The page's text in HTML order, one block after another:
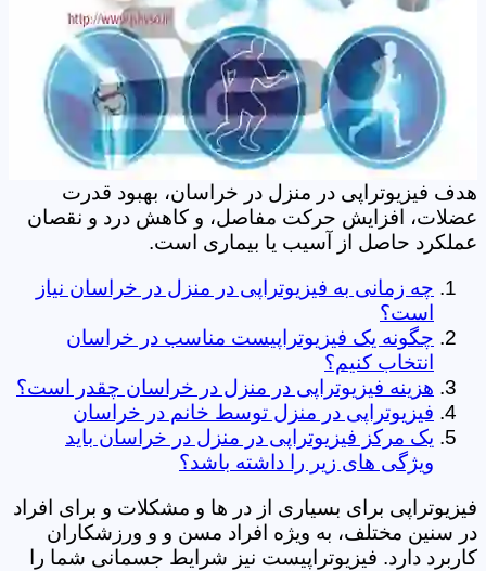
هدف فیزیوتراپی در منزل در خراسان، بهبود قدرت
عضلات، افزایش حرکت مفاصل، و کاهش درد و نقصان
عملکرد حاصل از آسیب یا بیماری است.
چه زمانی به فیزیوتراپی در منزل در خراسان نیاز
است؟
چگونه یک فیزیوتراپیست مناسب در خراسان
انتخاب کنیم؟
هزینه فیزیوتراپی در منزل در خراسان چقدر است؟
فیزیوتراپی در منزل توسط خانم در خراسان
یک مرکز فیزیوتراپی در منزل در خراسان باید
ویژگی های زیر را داشته باشد؟
فیزیوتراپی برای بسیاری از در ها و مشکلات و برای افراد
در سنین مختلف، به ویژه افراد مسن و و ورزشکاران
کاربرد دارد. فیزیوتراپیست نیز شرایط جسمانی شما را